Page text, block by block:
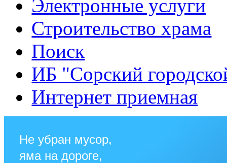
Электронные услуги
Строительство храма
Поиск
ИБ "Сорский
Интернет приемная
Не убран мусор,
яма на дороге,